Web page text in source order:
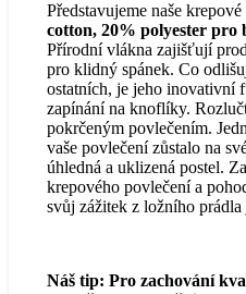
byla:
Kč1,015.00.
je:
Představujeme naše
cotton, 20% polyester pro
Přírodní vlákna zajišťují
pro klidný spánek. Co
ostatních, je jeho inovativní
zapínání na knoflíky.
pokrčeným povlečením.
vaše povlečení zůstalo na
úhledná a uklizená postel.
krepového povlečení a
svůj zážitek z ložního prádla
Náš tip: Pro zachování